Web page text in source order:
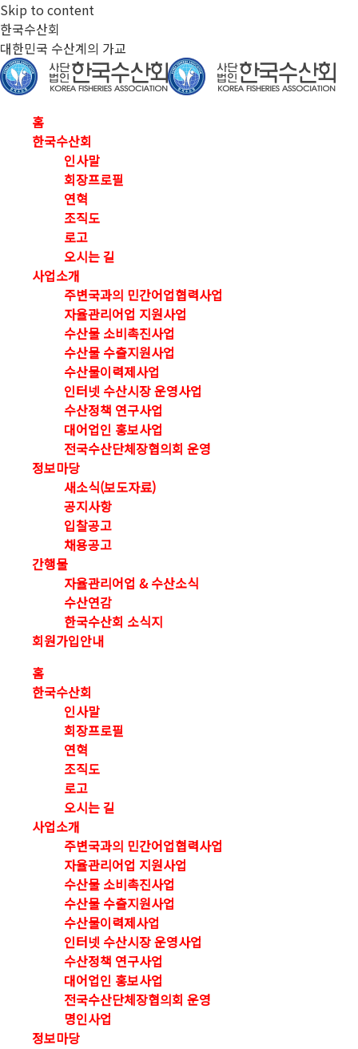
Skip to content
한국수산회
대한민국 수산계의 가교
홈
한국수산회
인사말
회장프로필
연혁
조직도
로고
오시는 길
사업소개
주변국과의 민간어업협력사업
자율관리어업 지원사업
수산물 소비촉진사업
수산물 수출지원사업
수산물이력제사업
인터넷 수산시장 운영사업
수산정책 연구사업
대어업인 홍보사업
전국수산단체장협의회 운영
정보마당
새소식(보도자료)
공지사항
입찰공고
채용공고
간행물
자율관리어업 & 수산소식
수산연감
한국수산회 소식지
회원가입안내
홈
한국수산회
인사말
회장프로필
연혁
조직도
로고
오시는 길
사업소개
주변국과의 민간어업협력사업
자율관리어업 지원사업
수산물 소비촉진사업
수산물 수출지원사업
수산물이력제사업
인터넷 수산시장 운영사업
수산정책 연구사업
대어업인 홍보사업
전국수산단체장협의회 운영
명인사업
정보마당